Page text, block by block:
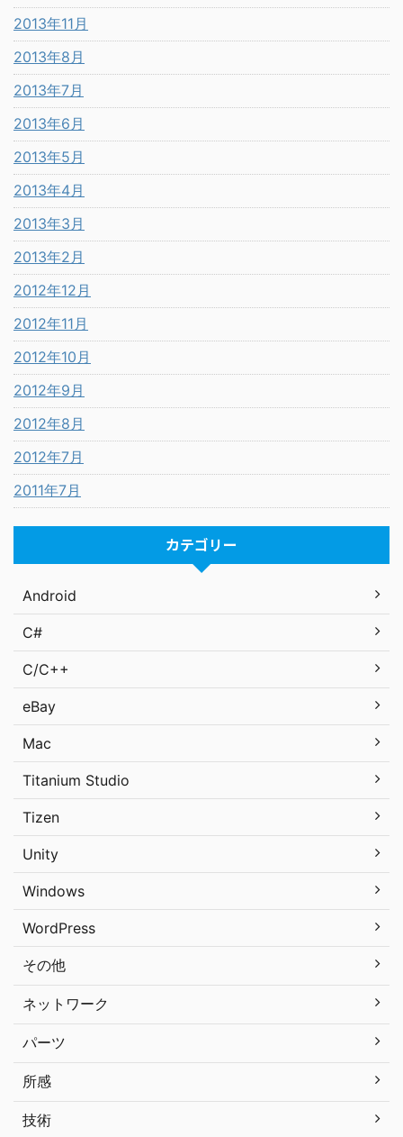
2013年11月
2013年8月
2013年7月
2013年6月
2013年5月
2013年4月
2013年3月
2013年2月
2012年12月
2012年11月
2012年10月
2012年9月
2012年8月
2012年7月
2011年7月
カテゴリー
Android
C#
C/C++
eBay
Mac
Titanium Studio
Tizen
Unity
Windows
WordPress
その他
ネットワーク
パーツ
所感
技術